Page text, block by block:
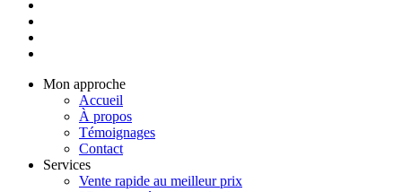
Mon approche
Accueil
À propos
Témoignages
Contact
Services
Vente rapide au meilleur prix